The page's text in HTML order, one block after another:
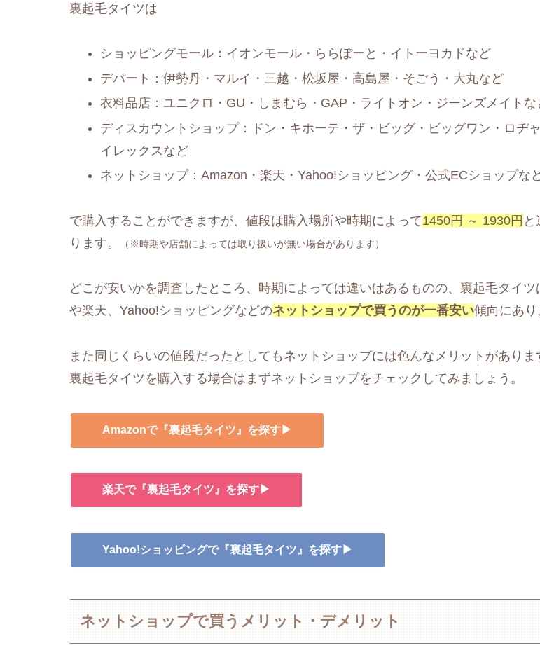
裏起毛タイツは
ショッピングモール：イオンモール・ららぽーと・イトーヨカドなど
デパート：伊勢丹・マルイ・三越・松坂屋・高島屋・そごう・大丸など
衣料品店：ユニクロ・GU・しまむら・GAP・ライトオン・ジーンズメイトな
ディスカウントショップ：ドン・キホーテ・ザ・ビッグ・ビッグワン・ロヂ
イレックスなど
ネットショップ：Amazon・楽天・Yahoo!ショッピング・公式ECショップな
で購入することができますが、値段は購入場所や時期によって1450円 ～ 1930円 と
ります。
（※時期や店舗によっては取り扱いが無い場合があります）
どこが安いかを調査したところ、時期によっては違いはあるものの、裏起毛タイツ
や楽天、Yahoo!ショッピングなどのネットショップで買うのが一番安い傾向にあり
また同じくらいの値段だったとしてもネットショップには色んなメリットがありま
裏起毛タイツを購入する場合はまずネットショップをチェックしてみましょう。
Amazonで『裏起毛タイツ』を探す▶
楽天で『裏起毛タイツ』を探す▶
Yahoo!ショッピングで『裏起毛タイツ』を探す▶
ネットショップで買うメリット・デメリット